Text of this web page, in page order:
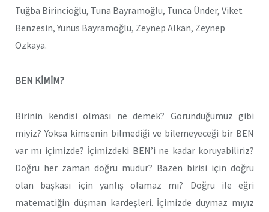
Tuğba Birincioğlu, Tuna Bayramoğlu, Tunca Ünder, Viket
Benzesin, Yunus Bayramoğlu, Zeynep Alkan, Zeynep
Özkaya.
BEN KİMİM?
Birinin kendisi olması ne demek? Göründüğümüz gibi
miyiz? Yoksa kimsenin bilmediği ve bilemeyeceği bir BEN
var mı içimizde? İçimizdeki BEN’i ne kadar koruyabiliriz?
Doğru her zaman doğru mudur? Bazen birisi için doğru
olan başkası için yanlış olamaz mı? Doğru ile eğri
matematiğin düşman kardeşleri. İçimizde duymaz mıyız